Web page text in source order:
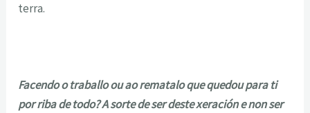
terra.
Facendo o traballo ou ao rematalo que quedou para ti
por riba de todo? A sorte de ser deste xeración e non ser